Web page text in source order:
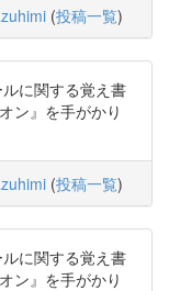
(投稿一覧)
に関する覚え書
ン』を手がかり
(投稿一覧)
に関する覚え書
ン』を手がかり